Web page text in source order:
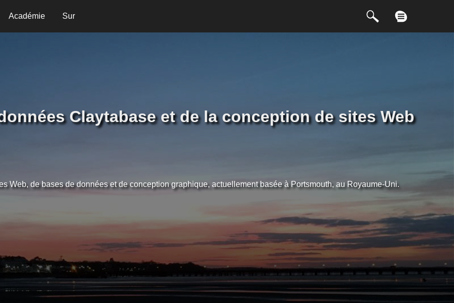
Académie Sur
Claytabase et de la conception de sites Web
Web, de bases de données et de conception graphique, actuellement basée à Portsmouth, au Royaume-Uni.